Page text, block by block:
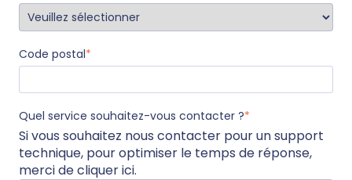
Code postal*
Quel service souhaitez-vous contacter ?*
Si vous souhaitez nous contacter pour un support
technique, pour optimiser le temps de réponse,
merci decliquer ici.